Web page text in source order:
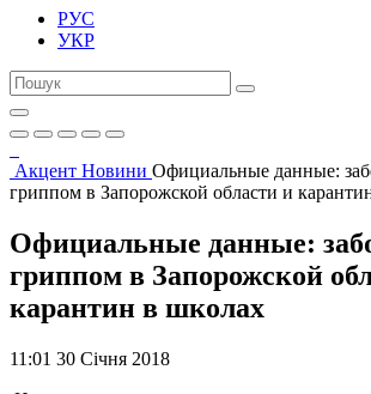
РУС
УКР
Акцент Новини Официальные данные:
гриппом в Запорожской области и
Официальные данные:
гриппом в Запорожской
карантин в школах
11:01 30 Січня 2018